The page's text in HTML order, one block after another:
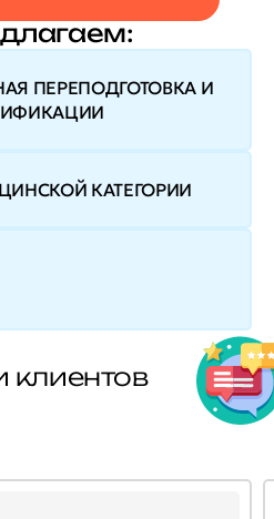
ПЕРЕПОДГОТОВКА И
КАТЕГОРИИ
клиентов